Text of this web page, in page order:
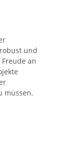
und
an
müssen.